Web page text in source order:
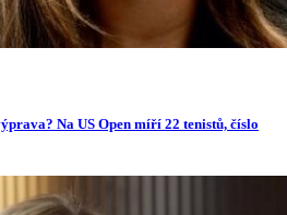
Na US Open míří 22 tenistů, číslo